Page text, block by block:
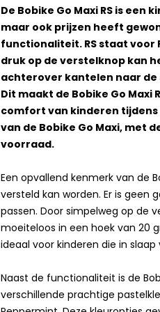
De Bobike Go Maxi RS is
maar ook prijzen heeft
functionaliteit. RS staat voor
druk op de verstelknop kan
achterover kantelen naar
Dit maakt de Bobike Go
comfort van kinderen
van de Bobike Go Maxi, met
voorraad.
Een opvallend kenmerk van de
versteld kan worden. Er is geen
passen. Door simpelweg op de
moeiteloos in een hoek van 20
ideaal voor kinderen die in
Naast de functionaliteit is de
verschillende prachtige